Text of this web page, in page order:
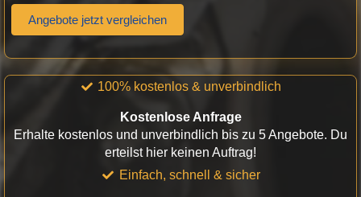
Angebote jetzt vergleichen
100% kostenlos & unverbindlich
Kostenlose Anfrage
Erhalte kostenlos und unverbindlich bis zu 5 Angebote. Du
erteilst hier keinen Auftrag!
Einfach, schnell & sicher